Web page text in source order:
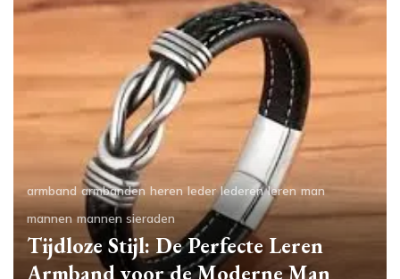
armband armbanden heren leder lederen leren man
mannen mannen sieraden
Tijdloze Stijl: De Perfecte Leren